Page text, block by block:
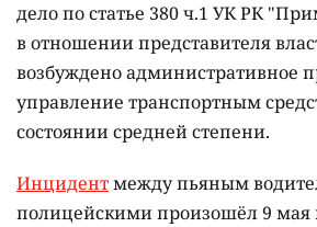
дело по статье 380 ч.1 УК РК
в отношении представителя
возбуждено административное
управление транспортным
состоянии средней степени.
Инцидентмежду пьяным
полицейскими произошёл 9 мая